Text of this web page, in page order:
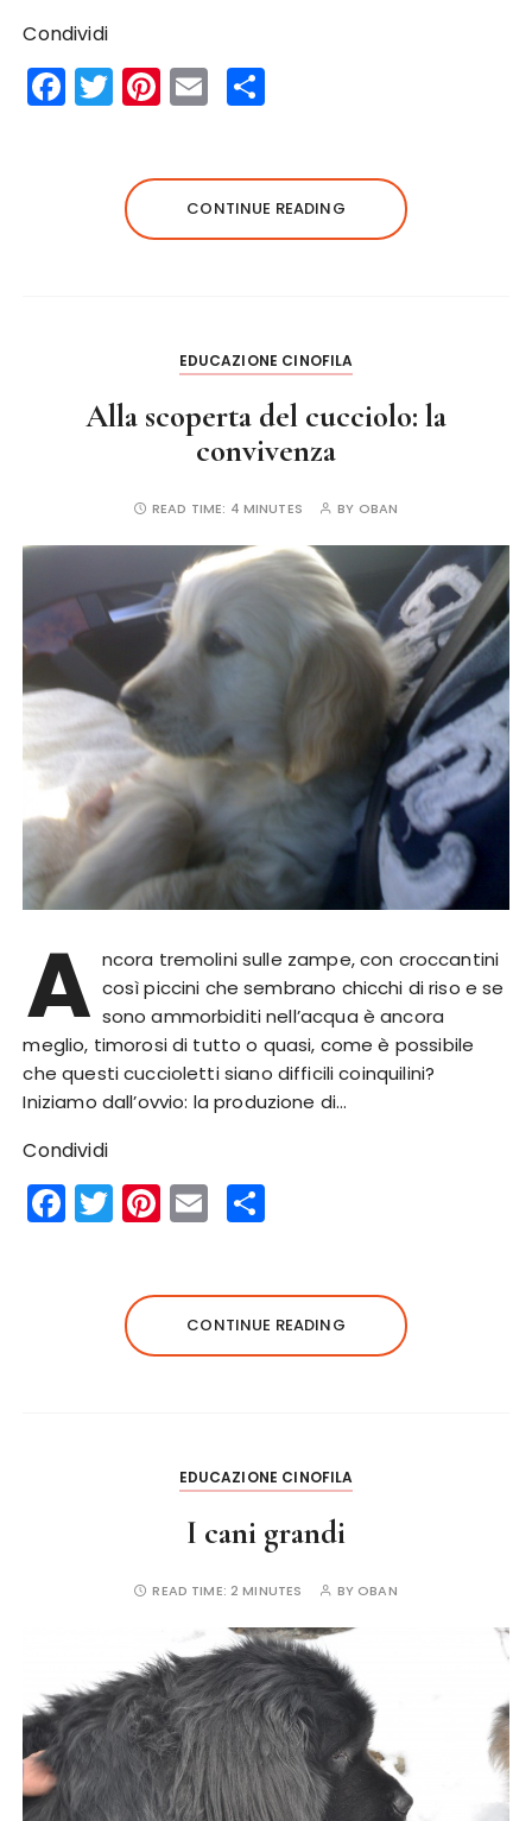
Condividi
F
a
T
w
te
r
Pi
n
re
st
E
m
l re
CONTINUE READING
EDUCAZIONE CINOFILA
Alla scoperta del cucciolo: la
convivenza
READ TIME: 4 MINUTES BY OBAN
A ncora tremolini sulle zampe, con croccantini
così piccini che sembrano chicchi di riso e se
sono ammorbiditi nell’acqua è ancora
meglio, timorosi di tutto o quasi, come è possibile
che questi cuccioletti siano difficili coinquilini?
Iniziamo dall’ovvio: la produzione di…
Condividi
F
a
T
w
te
r
Pi
n
re
st
E
m
l re
CONTINUE READING
EDUCAZIONE CINOFILA
I cani grandi
READ TIME:2 MINUTES BY OBAN